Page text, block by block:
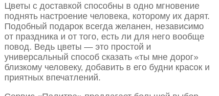
Цветы с доставкой способны в одно мгновение
поднять настроение человека, которому их дарят.
Подобный подарок всегда желанен, независимо
от праздника и от того, есть ли для него вообще
повод. Ведь цветы — это простой и
универсальный способ сказать «ты мне дорог»
близкому человеку, добавить в его будни красок и
приятных впечатлений.